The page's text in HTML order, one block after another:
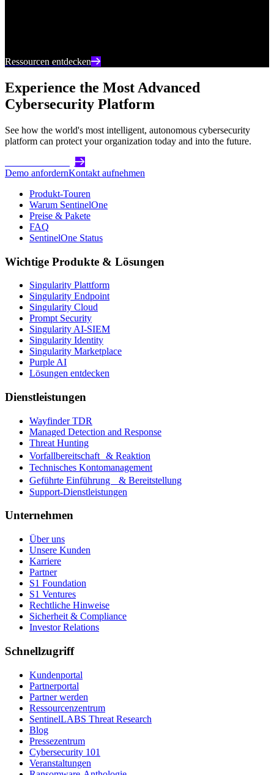
Ressourcen entdecken
Experience the Most Advanced
Cybersecurity Platform
See how the world's most intelligent, autonomous cybersecurity
platform can protect your organization today and into the future.
Demo anfordernKontakt aufnehmen
Produkt-Touren
Warum SentinelOne
Preise & Pakete
FAQ
SentinelOne Status
Wichtige Produkte & Lösungen
Singularity Plattform
Singularity Endpoint
Singularity Cloud
Prompt Security
Singularity AI-SIEM
Singularity Identity
Singularity Marketplace
Purple AI
Lösungen entdecken
Dienstleistungen
Wayfinder TDR
Managed Detection and Response
Threat Hunting
Vorfallbereitschaft & Reaktion
Technisches Kontomanagement
Geführte Einführung & Bereitstellung
Support-Dienstleistungen
Unternehmen
Über uns
Unsere Kunden
Karriere
Partner
S1 Foundation
S1 Ventures
Rechtliche Hinweise
Sicherheit & Compliance
Investor Relations
Schnellzugriff
Kundenportal
Partnerportal
Partner werden
Ressourcenzentrum
SentinelLABS Threat Research
Blog
Pressezentrum
Cybersecurity 101
Veranstaltungen